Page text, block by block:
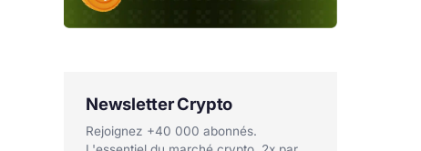
Newsletter Crypto
Rejoignez +40 000 abonnés.